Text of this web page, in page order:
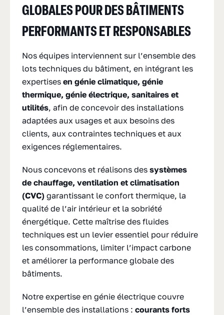
GLOBALES POUR DES BÂTIMENTS
PERFORMANTS ET RESPONSABLES
Nos équipes interviennent sur l’ensemble des
lots techniques du bâtiment, en intégrant les
expertises en génie climatique, génie
thermique, génie électrique, sanitaires et
utilités, afin de concevoir des installations
adaptées aux usages et aux besoins des
clients, aux contraintes techniques et aux
exigences réglementaires.
Nous concevons et réalisons des systèmes
de chauffage, ventilation et climatisation
(CVC) garantissant le confort thermique, la
qualité de l’air intérieur et la sobriété
énergétique. Cette maîtrise des fluides
techniques est un levier essentiel pour réduire
les consommations, limiter l’impact carbone
et améliorer la performance globale des
bâtiments.
Notre expertise en génie électrique couvre
l’ensemble des installations : courants forts